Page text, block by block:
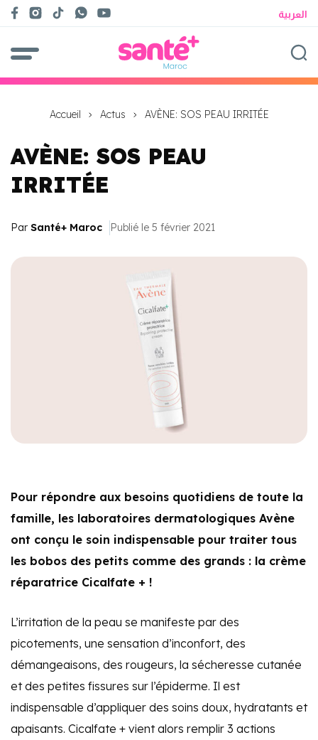
العربية
Accueil Actus AVÈNE: SOS PEAU IRRITÉE
AVÈNE: SOS PEAU
IRRITÉE
Par Santé+ Maroc Publié le 5 février 2021
Pour répondre aux besoins quotidiens de toute la
famille, les laboratoires dermatologiques Avène
ont conçu le soin indispensable pour traiter tous
les bobos des petits comme des grands : la crème
réparatrice Cicalfate + !
L’irritation de la peau se manifeste par des
picotements, une sensation d’inconfort, des
démangeaisons, des rougeurs, la sécheresse cutanée
et des petites fissures sur l’épiderme. Il est
indispensable d’appliquer des soins doux, hydratants et
apaisants. Cicalfate + vient alors remplir 3 actions